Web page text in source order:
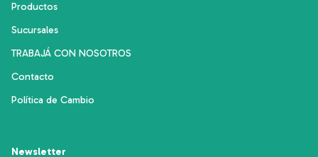
Productos
Sucursales
TRABAJÁ CON NOSOTROS
Contacto
Política de Cambio
Newsletter